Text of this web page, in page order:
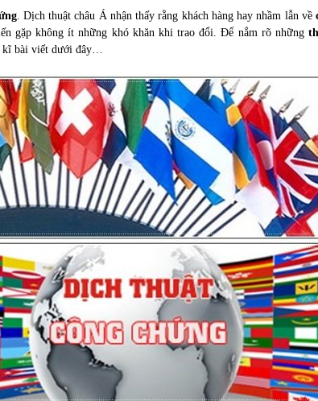
.Dịch thuật châu Ánhận thấy rằng khách hàng hay nhầm lẫn về
gặp không ít những khó khăn khi trao đổi. Để nắm rõ những
kĩ bài viết dưới đây…